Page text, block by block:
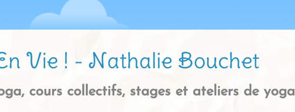
Vie ! - Nathalie Bouchet
cours collectifs, stages et ateliers de yoga